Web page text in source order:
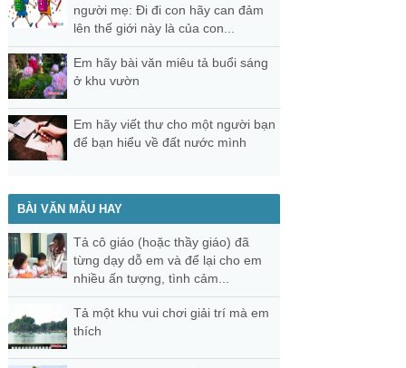
người mẹ: Đi đi con hãy can đảm
lên thế giới này là của con...
Em hãy bài văn miêu tả buổi sáng
ở khu vườn
Em hãy viết thư cho một người bạn
để bạn hiểu về đất nước mình
BÀI VĂN MẪU HAY
Tả cô giáo (hoặc thầy giáo) đã
từng dạy dỗ em và để lại cho em
nhiều ấn tượng, tình cảm...
Tả một khu vui chơi giải trí mà em
thích